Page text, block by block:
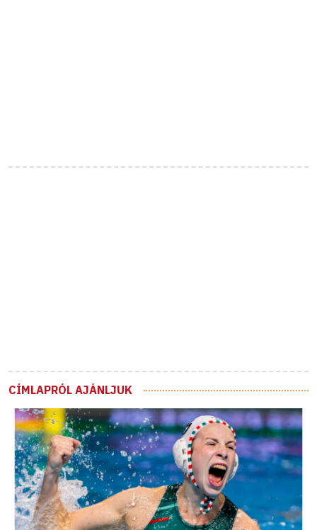
CÍMLAPRÓL AJÁNLJUK